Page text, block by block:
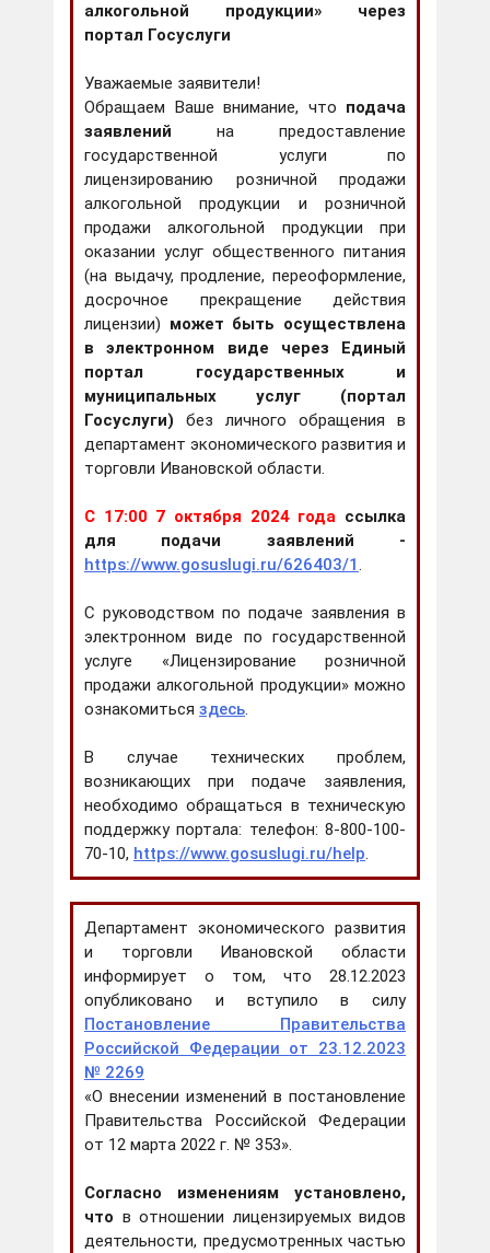
алкогольной продукции» через
портал Госуслуги
Уважаемые заявители!
Обращаем Ваше внимание, что подача
заявлений на предоставление
государственной услуги по
лицензированию розничной продажи
алкогольной продукции и розничной
продажи алкогольной продукции при
оказании услуг общественного питания
(на выдачу, продление, переоформление,
досрочное прекращение действия
лицензии) может быть осуществлена
в электронном виде через Единый
портал государственных и
муниципальных услуг (портал
Госуслуги) без личного обращения в
департамент экономического развития и
торговли Ивановской области.
С 17:00 7 октября 2024 года ссылка
для подачи заявлений -
https://www.gosuslugi.ru/626403/1.
С руководством по подаче заявления в
электронном виде по государственной
услуге «Лицензирование розничной
продажи алкогольной продукции» можно
ознакомиться здесь.
В случае технических проблем,
возникающих при подаче заявления,
необходимо обращаться в техническую
поддержку портала: телефон: 8-800-100-
70-10, https://www.gosuslugi.ru/help.
Департамент экономического развития
и торговли Ивановской области
информирует о том, что 28.12.2023
опубликовано и вступило в силу
Постановление Правительства
Российской Федерации от 23.12.2023
№ 2269
«О внесении изменений в постановление
Правительства Российской Федерации
от 12 марта 2022 г. № 353».
Согласно изменениям установлено,
что в отношении лицензируемых видов
деятельности, предусмотренных частью